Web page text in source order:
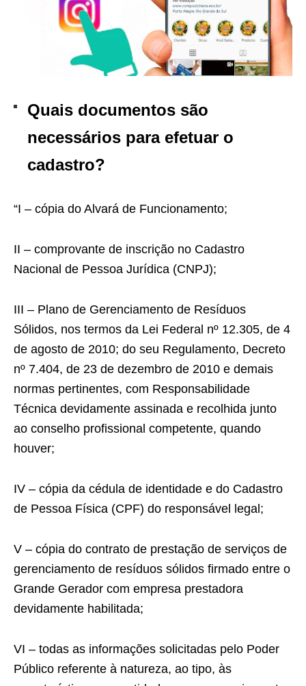
Quais documentos são
necessários para efetuar o
cadastro?
“I – cópia do Alvará de Funcionamento;
II – comprovante de inscrição no Cadastro
Nacional de Pessoa Jurídica (CNPJ);
III – Plano de Gerenciamento de Resíduos
Sólidos, nos termos da Lei Federal nº 12.305, de 4
de agosto de 2010; do seu Regulamento, Decreto
nº 7.404, de 23 de dezembro de 2010 e demais
normas pertinentes, com Responsabilidade
Técnica devidamente assinada e recolhida junto
ao conselho profissional competente, quando
houver;
IV – cópia da cédula de identidade e do Cadastro
de Pessoa Física (CPF) do responsável legal;
V – cópia do contrato de prestação de serviços de
gerenciamento de resíduos sólidos firmado entre o
Grande Gerador com empresa prestadora
devidamente habilitada;
VI – todas as informações solicitadas pelo Poder
Público referente à natureza, ao tipo, às